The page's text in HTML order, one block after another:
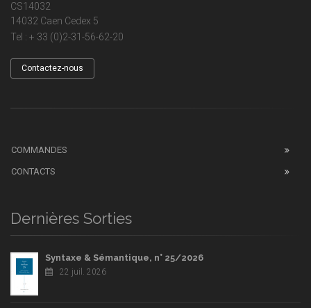
CS14032
14032 Caen Cedex 5
Tel : + 33 (0)2-31-56-62-20
Contactez-nous
COMMANDES
CONTACTS
Dernières Sorties
Syntaxe & Sémantique, n° 25/2026
22 juil. 2026